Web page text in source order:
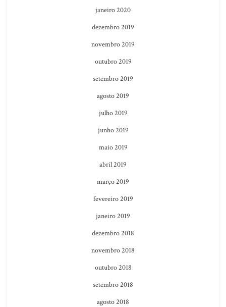
janeiro 2020
dezembro 2019
novembro 2019
outubro 2019
setembro 2019
agosto 2019
julho 2019
junho 2019
maio 2019
abril 2019
março 2019
fevereiro 2019
janeiro 2019
dezembro 2018
novembro 2018
outubro 2018
setembro 2018
agosto 2018